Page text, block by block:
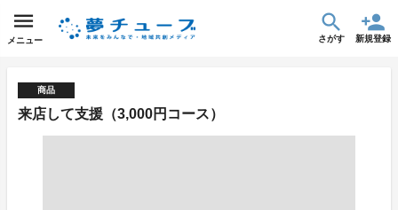
メニュー さがす 新規登録
商品
来店して支援（3,000円コース）